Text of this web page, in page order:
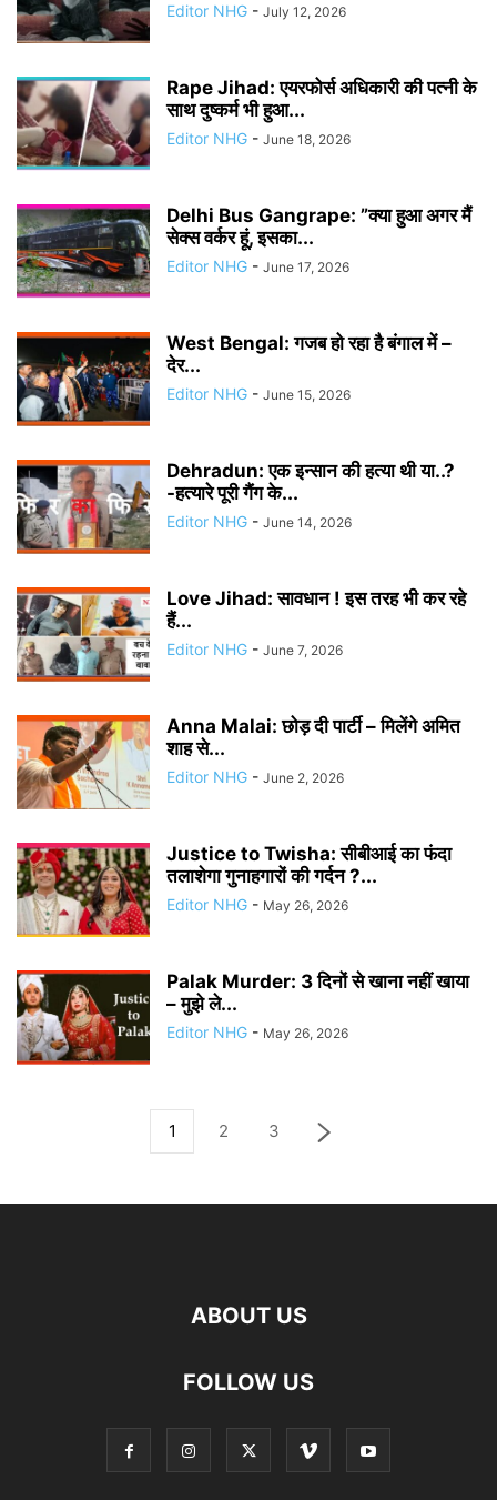
Editor NHG - July 12, 2026
Rape Jihad: एयरफोर्स अधिकारी की पत्नी के
साथ दुष्कर्म भी हुआ...
Editor NHG - June 18, 2026
Delhi Bus Gangrape: ”क्या हुआ अगर मैं
सेक्स वर्कर हूं, इसका...
Editor NHG - June 17, 2026
West Bengal: गजब हो रहा है बंगाल में –
देर...
Editor NHG - June 15, 2026
Dehradun: एक इन्सान की हत्या थी या..?
-हत्यारे पूरी गैंग के...
Editor NHG - June 14, 2026
Love Jihad: सावधान ! इस तरह भी कर रहे
हैं...
Editor NHG - June 7, 2026
Anna Malai: छोड़ दी पार्टी – मिलेंगे अमित
शाह से...
Editor NHG - June 2, 2026
Justice to Twisha: सीबीआई का फंदा
तलाशेगा गुनाहगारों की गर्दन ?...
Editor NHG - May 26, 2026
Palak Murder: 3 दिनों से खाना नहीं खाया
– मुझे ले...
Editor NHG - May 26, 2026
1 2 3
ABOUT US
FOLLOW US